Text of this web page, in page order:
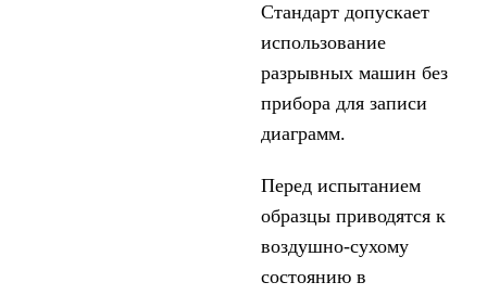
Стандарт допускает
использование
разрывных машин без
прибора для записи
диаграмм.
Перед испытанием
образцы приводятся к
воздушно-сухому
состоянию в